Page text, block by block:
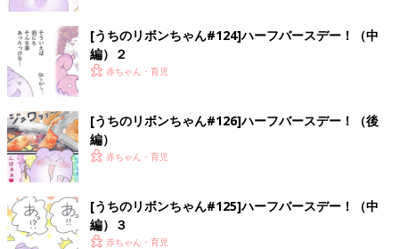
[うちのリボンちゃん#124]ハーフバースデー！（中
編）２
赤ちゃん・育児
[うちのリボンちゃん#126]ハーフバースデー！（後
編）
赤ちゃん・育児
[うちのリボンちゃん#125]ハーフバースデー！（中
編）３
赤ちゃん・育児